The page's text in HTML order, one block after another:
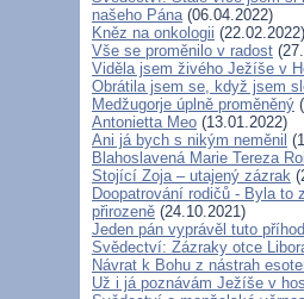
našeho Pána(06.04.2022)
Kněz na onkologii (22.02.2022)
Vše se proměnilo v radost
Viděla jsem živého Ježíše v
Obrátila jsem se, když jsem
Medžugorje úplně proměněný
Antonietta Meo (13.01.2022)
Ani já bych s nikým neměnil
Blahoslavená Marie Tereza
Stojící Zoja – utajený zázrak
Doopatrování rodičů - Byla
přirozeně (24.10.2021)
Jeden pán vyprávěl tuto
Svědectví: Zázraky otce
Návrat k Bohu z nástrah
Už i já poznávám Ježíše v